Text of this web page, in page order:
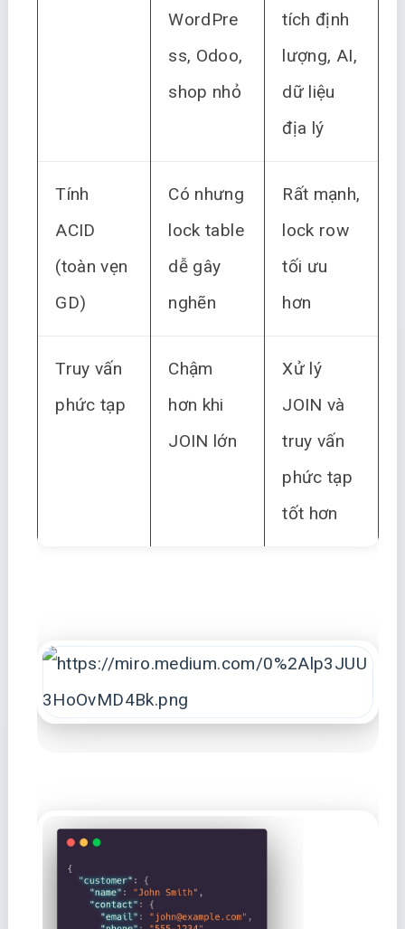
WordPre
ss, Odoo,
shop nhỏ
tích định
lượng, AI,
dữ liệu
địa lý
Tính
ACID
(toàn vẹn
GD)
Có nhưng
lock table
dễ gây
nghẽn
Rất mạnh,
lock row
tối ưu
hơn
Truy vấn
phức tạp
Chậm
hơn khi
JOIN lớn
Xử lý
JOIN và
truy vấn
phức tạp
tốt hơn